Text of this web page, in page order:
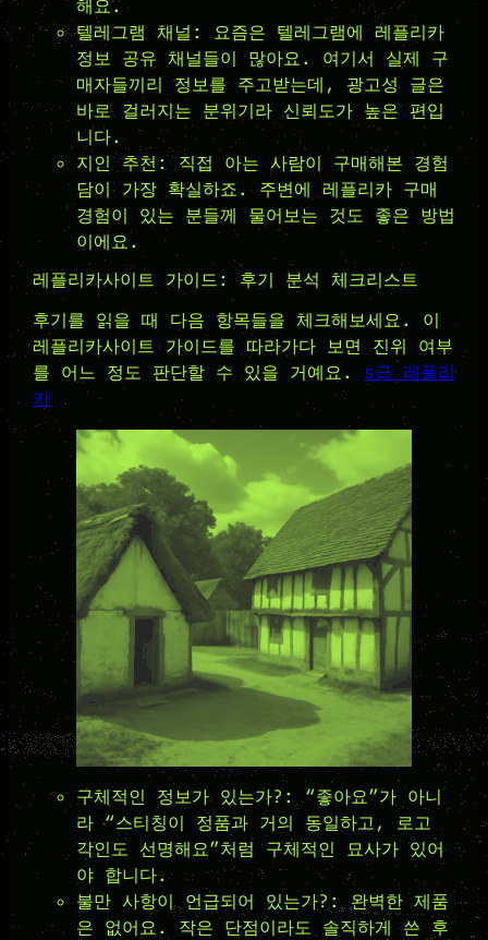
해요.
텔레그램 채널: 요즘은 텔레그램에 레플리카
정보 공유 채널들이 많아요. 여기서 실제 구
매자들끼리 정보를 주고받는데, 광고성 글은
바로 걸러지는 분위기라 신뢰도가 높은 편입
니다.
지인 추천: 직접 아는 사람이 구매해본 경험
담이 가장 확실하죠. 주변에 레플리카 구매
경험이 있는 분들께 물어보는 것도 좋은 방법
이에요.
레플리카사이트 가이드: 후기 분석 체크리스트
후기를 읽을 때 다음 항목들을 체크해보세요. 이
레플리카사이트 가이드를 따라가다 보면 진위 여부
를 어느 정도 판단할 수 있을 거예요. s급 레플리
카
구체적인 정보가 있는가?: “좋아요”가 아니
라 “스티칭이 정품과 거의 동일하고, 로고
각인도 선명해요”처럼 구체적인 묘사가 있어
야 합니다.
불만 사항이 언급되어 있는가?: 완벽한 제품
은 없어요. 작은 단점이라도 솔직하게 쓴 후